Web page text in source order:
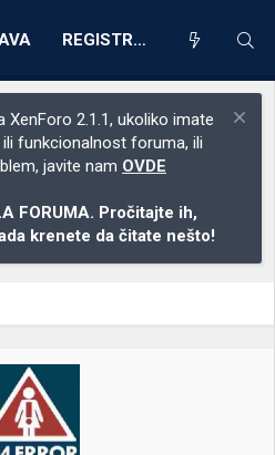
REGISTRACIJA
2.1.1, ukoliko imate
funkcionalnost foruma, ili
javite nam OVDE
FORUMA. Pročitajte ih,
krenete da čitate nešto!